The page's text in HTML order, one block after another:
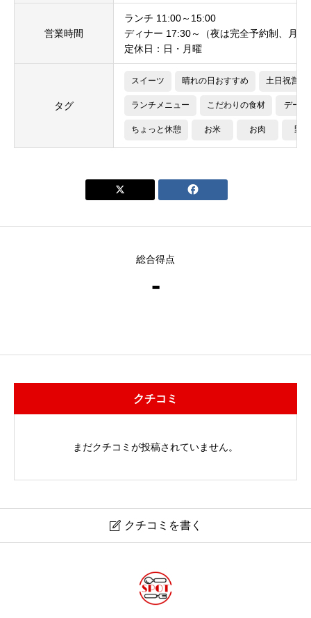
営業時間
ランチ 11:00～15:00
ディナー 17:30～（夜は完全予約制、月4
定休日：日・月曜
タグ
スイーツ 晴れの日おすすめ 土日祝営業
ランチメニュー こだわりの食材 デート
ちょっと休憩 お米 お肉 野菜
 
総合得点
-
クチコミ
まだクチコミが投稿されていません。
 クチコミを書く